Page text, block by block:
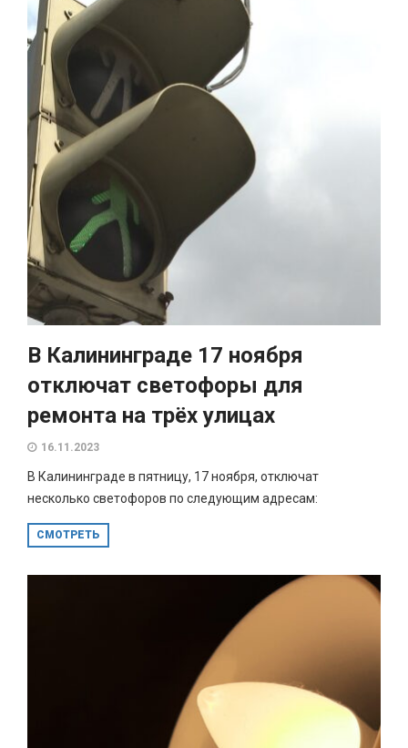
В Калининграде 17 ноября
отключат светофоры для
ремонта на трёх улицах
16.11.2023
В Калининграде в пятницу, 17 ноября, отключат
несколько светофоров по следующим адресам:
СМОТРЕТЬ